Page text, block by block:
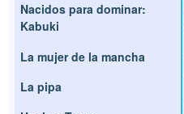
Nacidos para dominar:
Kabuki
La mujer de la mancha
La pipa